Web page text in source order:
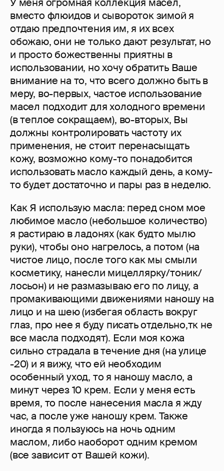
У меня огромная коллекция масел,
вместо флюидов и сывороток зимой я
отдаю предпочтения им, я их всех
обожаю, они не только дают результат, но
и просто божественны приятны в
использовании, но хочу обратить Ваше
внимание на то, что всего должно быть в
меру, во-первых, частое использование
масел подходит для холодного времени
(в теплое сокращаем), во-вторых, Вы
должны контролировать частоту их
применения, не стоит перенасыщать
кожу, возможно кому-то понадобится
использовать масло каждый день, а кому-
то будет достаточно и пары раз в неделю.
Как Я использую масла: перед сном мое
любимое масло (небольшое количество)
я растираю в ладонях (как будто мылю
руки), чтобы оно нагрелось, а потом (на
чистое лицо, после того как мы смыли
косметику, нанесли мицеллярку/тоник/
лосьон) и не размазываю его по лицу, а
промакивающими движениями наношу на
лицо и на шею (избегая область вокруг
глаз, про нее я буду писать отдельно,тк не
все масла подходят). Если моя кожа
сильно страдала в течение дня (на улице
-20) и я вижу, что ей необходим
особенный уход, то я наношу масло, а
минут через 10 крем. Если у меня есть
время, то после нанесения масла я жду
час, а после уже наношу крем. Также
иногда я пользуюсь на ночь одним
маслом, либо наоборот одним кремом
(все зависит от Вашей кожи).